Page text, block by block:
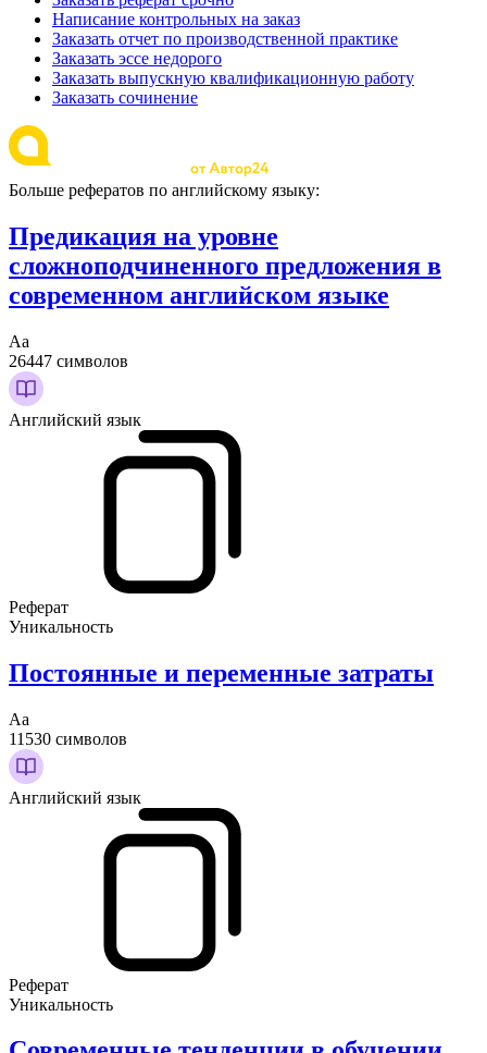
Написание контрольных на заказ
Заказать отчет по производственной практике
Заказать эссе недорого
Заказать выпускную квалификационную работу
Заказать сочинение
Больше рефератов по английскому языку:
Предикация на уровне
сложноподчиненного предложения в
современном английском языке
Аа
26447 символов
Английский язык
Реферат
Уникальность
Постоянные и переменные затраты
Аа
11530 символов
Английский язык
Реферат
Уникальность